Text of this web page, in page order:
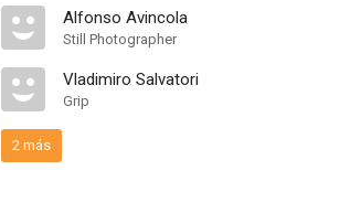
Alfonso Avincola
Still Photographer
Vladimiro Salvatori
Grip
2 más